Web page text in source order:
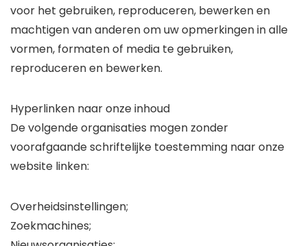
voor het gebruiken, reproduceren, bewerken en
machtigen van anderen om uw opmerkingen in alle
vormen, formaten of media te gebruiken,
reproduceren en bewerken.
Hyperlinken naar onze inhoud
De volgende organisaties mogen zonder
voorafgaande schriftelijke toestemming naar onze
website linken:
Overheidsinstellingen;
Zoekmachines;